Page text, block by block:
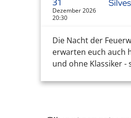
Dezember 2026
20:30
Die Nacht der
erwarten euch auch
und ohne Klassiker -